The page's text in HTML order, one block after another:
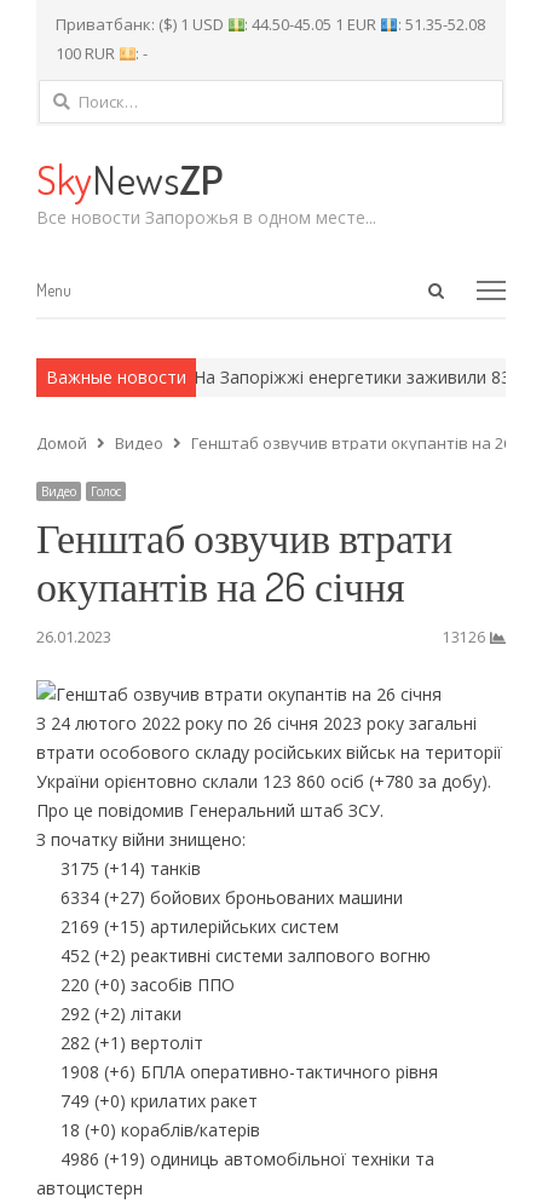
Приватбанк: ($) 1 USD : 44.50-45.05 1 EUR
: 51.35-52.08
100 RUR
: -
Найти:
SkyNewsZP
Все новости Запорожья в одном месте...
Open
Menu
Menu
Важные новости
методы. На Запоріжжі енергетики заживили 83
Домой Видео Генштаб озвучив втрати окупантів на 26
Видео Голос
Генштаб озвучив втрати
окупантів на 26 січня
26.01.2023 13126
З 24 лютого 2022 року по 26 січня 2023 року загальні
втрати особового складу російських військ на території
України орієнтовно склали 123 860 осіб (+780 за добу).
Про це повідомив Генеральний штаб ЗСУ.
З початку війни знищено:
3175 (+14) танків
6334 (+27) бойових броньованих машини
2169 (+15) артилерійських систем
452 (+2) реактивні системи залпового вогню
220 (+0) засобів ППО
292 (+2) літаки
282 (+1) вертоліт
1908 (+6) БПЛА оперативно-тактичного рівня
749 (+0) крилатих ракет
18 (+0) кораблів/катерів
4986 (+19) одиниць автомобільної техніки та
автоцистерн